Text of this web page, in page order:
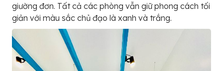
giường đơn. Tất cả các phòng vẫn giữ phong cách tối
giản với màu sắc chủ đạo là xanh và trắng.